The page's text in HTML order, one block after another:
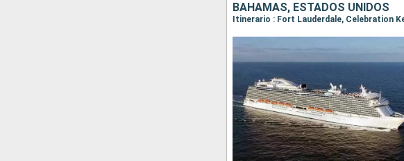
BAHAMAS, ESTADOS UNIDOS
Itinerario : Fort Lauderdale, Celebration